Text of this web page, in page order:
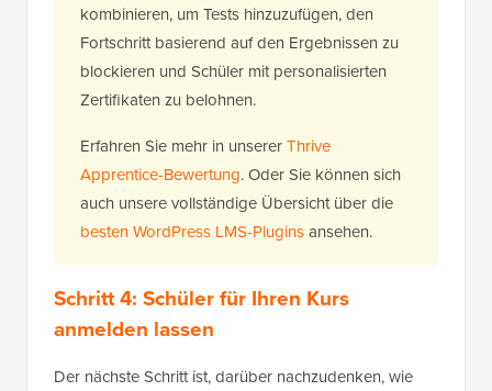
kombinieren, um Tests hinzuzufügen, den
Fortschritt basierend auf den Ergebnissen zu
blockieren und Schüler mit personalisierten
Zertifikaten zu belohnen.
Erfahren Sie mehr in unsererThrive
Apprentice-Bewertung. Oder Sie können sich
auch unsere vollständige Übersicht über die
besten WordPress LMS-Pluginsansehen.
Schritt 4: Schüler für Ihren Kurs
anmelden lassen
Der nächste Schritt ist, darüber nachzudenken, wie